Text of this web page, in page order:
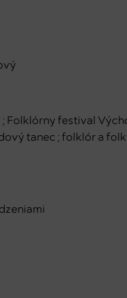
Folklórny festival
tanec ; folklór a